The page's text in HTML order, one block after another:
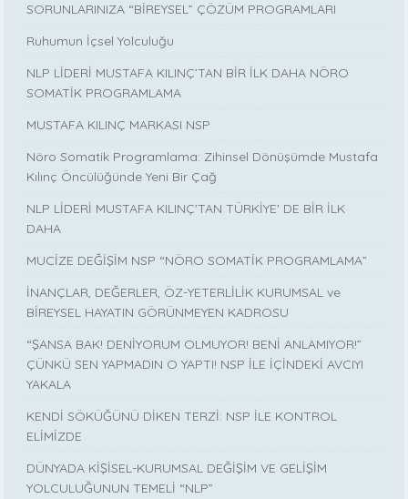
SORUNLARINIZA “BİREYSEL” ÇÖZÜM PROGRAMLARI
Ruhumun İçsel Yolculuğu
NLP LİDERİ MUSTAFA KILINÇ’TAN BİR İLK DAHA NÖRO
SOMATİK PROGRAMLAMA
MUSTAFA KILINÇ MARKASI NSP
Nöro Somatik Programlama: Zihinsel Dönüşümde Mustafa
Kılınç Öncülüğünde Yeni Bir Çağ
NLP LİDERİ MUSTAFA KILINÇ'TAN TÜRKİYE' DE BİR İLK
DAHA
MUCİZE DEĞİŞİM NSP “NÖRO SOMATİK PROGRAMLAMA”
İNANÇLAR, DEĞERLER, ÖZ-YETERLİLİK KURUMSAL ve
BİREYSEL HAYATIN GÖRÜNMEYEN KADROSU
“ŞANSA BAK! DENİYORUM OLMUYOR! BENİ ANLAMIYOR!”
ÇÜNKÜ SEN YAPMADIN O YAPTI! NSP İLE İÇİNDEKİ AVCIYI
YAKALA
KENDİ SÖKÜĞÜNÜ DİKEN TERZİ: NSP İLE KONTROL
ELİMİZDE
DÜNYADA KİŞİSEL-KURUMSAL DEĞİŞİM VE GELİŞİM
YOLCULUĞUNUN TEMELİ “NLP”